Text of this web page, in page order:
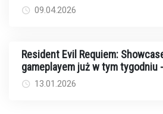
09.04.2026
Resident Evil Requiem:
gameplayem już w tym tygodniu
oglądać?
13.01.2026